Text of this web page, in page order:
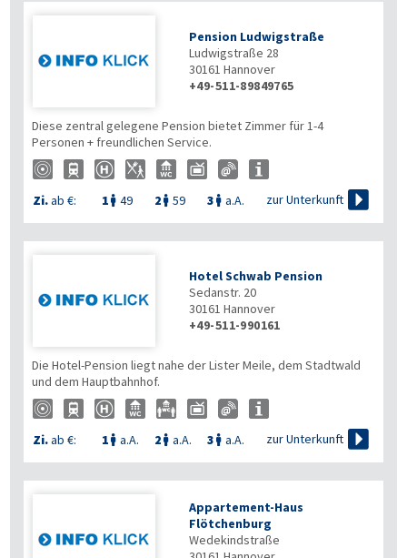
Pension Ludwigstraße
Ludwigstraße 28
30161 Hannover
+49-511-89849765
Zi.ab €: 1  49 2  59 3  a.A.
Diese zentral gelegene Pension bietet Zimmer für 1-4
Personen + freundlichen Service.
zur Unterkunft 
Hotel Schwab Pension
Sedanstr. 20
30161 Hannover
+49-511-990161
Zi.ab €: 1  a.A. 2  a.A. 3  a.A.
Die Hotel-Pension liegt nahe der Lister Meile, dem Stadtwald
und dem Hauptbahnhof.
zur Unterkunft 
Appartement-Haus
Flötchenburg
Wedekindstraße